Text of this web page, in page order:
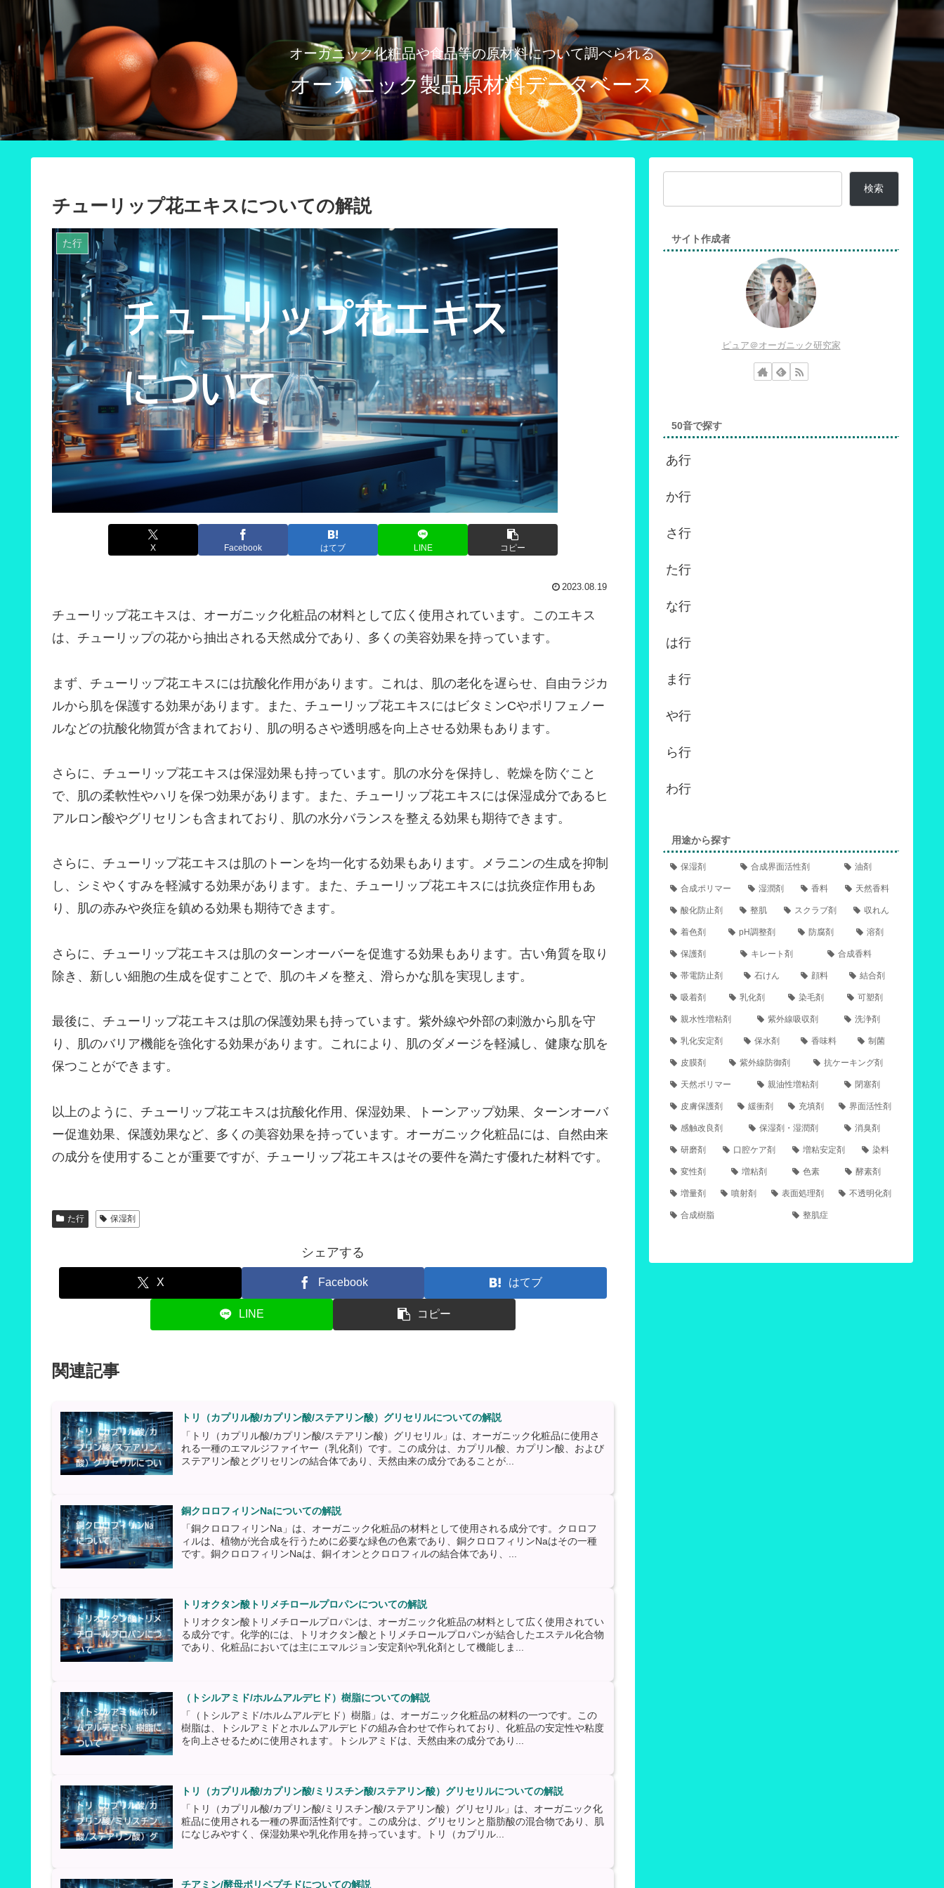
オーガニック化粧品や食品等の原材料について調べられる
オーガニック製品原材料データベース
チューリップ花エキスについての解説
た行
X Facebook はてブ LINE コピー
2023.08.19
チューリップ花エキスは、オーガニック化粧品の材料として広く使用されています。このエキス
は、チューリップの花から抽出される天然成分であり、多くの美容効果を持っています。
まず、チューリップ花エキスには抗酸化作用があります。これは、肌の老化を遅らせ、自由ラジカ
ルから肌を保護する効果があります。また、チューリップ花エキスにはビタミンCやポリフェノー
ルなどの抗酸化物質が含まれており、肌の明るさや透明感を向上させる効果もあります。
さらに、チューリップ花エキスは保湿効果も持っています。肌の水分を保持し、乾燥を防ぐこと
で、肌の柔軟性やハリを保つ効果があります。また、チューリップ花エキスには保湿成分であるヒ
アルロン酸やグリセリンも含まれており、肌の水分バランスを整える効果も期待できます。
さらに、チューリップ花エキスは肌のトーンを均一化する効果もあります。メラニンの生成を抑制
し、シミやくすみを軽減する効果があります。また、チューリップ花エキスには抗炎症作用もあ
り、肌の赤みや炎症を鎮める効果も期待できます。
さらに、チューリップ花エキスは肌のターンオーバーを促進する効果もあります。古い角質を取り
除き、新しい細胞の生成を促すことで、肌のキメを整え、滑らかな肌を実現します。
最後に、チューリップ花エキスは肌の保護効果も持っています。紫外線や外部の刺激から肌を守
り、肌のバリア機能を強化する効果があります。これにより、肌のダメージを軽減し、健康な肌を
保つことができます。
以上のように、チューリップ花エキスは抗酸化作用、保湿効果、トーンアップ効果、ターンオーバ
ー促進効果、保護効果など、多くの美容効果を持っています。オーガニック化粧品には、自然由来
の成分を使用することが重要ですが、チューリップ花エキスはその要件を満たす優れた材料です。
た行 保湿剤
シェアする
X Facebook はてブ
LINE コピー
関連記事
トリ（カプリル酸/カプリン酸/ステアリン酸）グリセリルについての解説
「トリ（カプリル酸/カプリン酸/ステアリン酸）グリセリル」は、オーガニック化粧品に使用さ
れる一種のエマルジファイヤー（乳化剤）です。この成分は、カプリル酸、カプリン酸、および
ステアリン酸とグリセリンの結合体であり、天然由来の成分であることが...
銅クロロフィリンNaについての解説
「銅クロロフィリンNa」は、オーガニック化粧品の材料として使用される成分です。クロロフ
ィルは、植物が光合成を行うために必要な緑色の色素であり、銅クロロフィリンNaはその一種
です。銅クロロフィリンNaは、銅イオンとクロロフィルの結合体であり、...
トリオクタン酸トリメチロールプロパンについての解説
トリオクタン酸トリメチロールプロパンは、オーガニック化粧品の材料として広く使用されてい
る成分です。化学的には、トリオクタン酸とトリメチロールプロパンが結合したエステル化合物
であり、化粧品においては主にエマルジョン安定剤や乳化剤として機能しま...
（トシルアミド/ホルムアルデヒド）樹脂についての解説
「（トシルアミド/ホルムアルデヒド）樹脂」は、オーガニック化粧品の材料の一つです。この
樹脂は、トシルアミドとホルムアルデヒドの組み合わせで作られており、化粧品の安定性や粘度
を向上させるために使用されます。トシルアミドは、天然由来の成分であり...
トリ（カプリル酸/カプリン酸/ミリスチン酸/ステアリン酸）グリセリルについての解説
「トリ（カプリル酸/カプリン酸/ミリスチン酸/ステアリン酸）グリセリル」は、オーガニック化
粧品に使用される一種の界面活性剤です。この成分は、グリセリンと脂肪酸の混合物であり、肌
になじみやすく、保湿効果や乳化作用を持っています。トリ（カプリル...
チアミン/酵母ポリペプチドについての解説
検索
サイト作成者
ピュア＠オーガニック研究家
50音で探す
あ行
か行
さ行
た行
な行
は行
ま行
や行
ら行
わ行
用途から探す
保湿剤 合成界面活性剤 油剤
合成ポリマー 湿潤剤 香料 天然香料
酸化防止剤 整肌 スクラブ剤 収れん
着色剤 pH調整剤 防腐剤 溶剤
保護剤 キレート剤 合成香料
帯電防止剤 石けん 顔料 結合剤
吸着剤 乳化剤 染毛剤 可塑剤
親水性増粘剤 紫外線吸収剤 洗浄剤
乳化安定剤 保水剤 香味料 制菌
皮膜剤 紫外線防御剤 抗ケーキング剤
天然ポリマー 親油性増粘剤 閉塞剤
皮膚保護剤 緩衝剤 充填剤 界面活性剤
感触改良剤 保湿剤・湿潤剤 消臭剤
研磨剤 口腔ケア剤 増粘安定剤 染料
変性剤 増粘剤 色素 酵素剤
増量剤 噴射剤 表面処理剤 不透明化剤
合成樹脂 整肌症